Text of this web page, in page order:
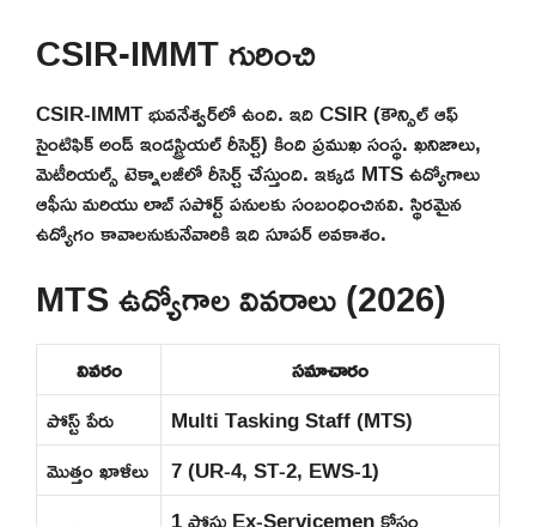
CSIR-IMMT గురించి
CSIR-IMMT భువనేశ్వర్‌లో ఉంది. ఇది CSIR (కౌన్సిల్ ఆఫ్
సైంటిఫిక్ అండ్ ఇండస్ట్రియల్ రీసెర్చ్) కింది ప్రముఖ సంస్థ. ఖనిజాలు,
మెటీరియల్స్ టెక్నాలజీలో రీసెర్చ్ చేస్తుంది. ఇక్కడ MTS ఉద్యోగాలు
ఆఫీసు మరియు లాబ్ సపోర్ట్ పనులకు సంబంధించినవి. స్థిరమైన
ఉద్యోగం కావాలనుకునేవారికి ఇది సూపర్ అవకాశం.
MTS ఉద్యోగాల వివరాలు (2026)
వివరం
సమాచారం
పోస్ట్ పేరు
Multi Tasking Staff (MTS)
మొత్తం ఖాళీలు 7 (UR-4, ST-2, EWS-1)